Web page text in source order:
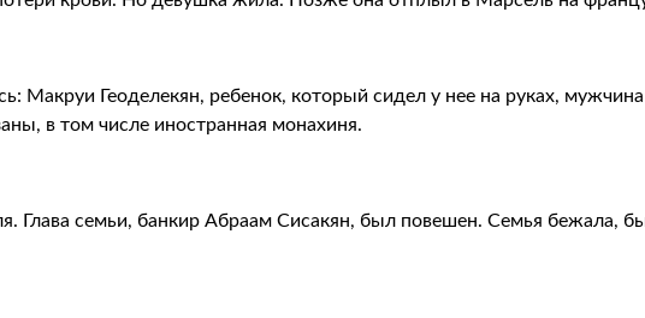
Макруи Геоделекян, ребенок, который сидел у нее на руках,
в том числе иностранная монахиня.
Глава семьи, банкир Абраам Сисакян, был повешен. Семья бежала,